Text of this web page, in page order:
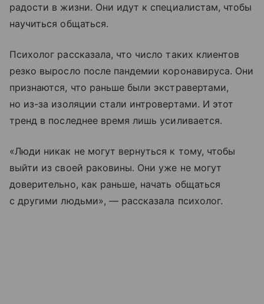
радости в жизни. Они идут к специалистам, чтобы
научиться общаться.
Психолог рассказала, что число таких клиентов
резко выросло после пандемии коронавируса. Они
признаются, что раньше были экстравертами,
но из-за изоляции стали интровертами. И этот
тренд в последнее время лишь усиливается.
«Люди никак не могут вернуться к тому, чтобы
выйти из своей раковины. Они уже не могут
доверительно, как раньше, начать общаться
с другими людьми», — рассказала психолог.